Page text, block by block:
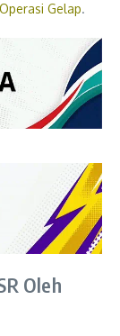
Operasi Gelap.
Oleh